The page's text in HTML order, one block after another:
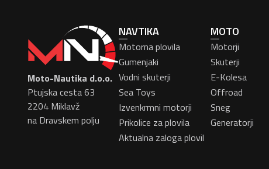
Moto-Nautika d.o.o.
Ptujska cesta 63
2204 Miklavž
na Dravskem polju
NAVTIKA
Motorna plovila
Gumenjaki
Vodni skuterji
Sea Toys
Izvenkrmni motorji
Prikolice za plovila
Aktualna zaloga plovil
MOTO
Motorji
Skuterji
E-Kolesa
Offroad
Sneg
Generatorji